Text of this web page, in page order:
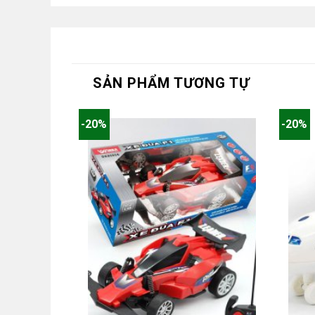
SẢN PHẨM TƯƠNG TỰ
-20% -20%